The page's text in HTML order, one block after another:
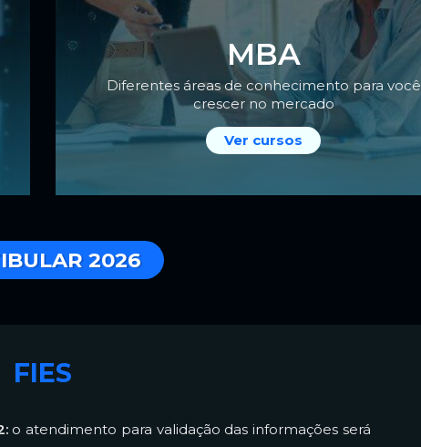
MBA
Diferentes áreas de conhecimento para você
crescer no mercado
Ver cursos
2026
FIES
o atendimento para validação das informações será